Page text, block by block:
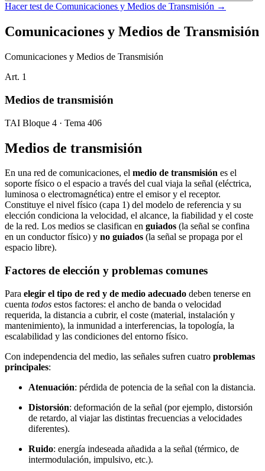
Hacer test de Comunicaciones y Medios de Transmisión →
Comunicaciones y Medios de Transmisión
Comunicaciones y Medios de Transmisión
Art. 1
Medios de transmisión
TAI Bloque 4 · Tema 406
Medios de transmisión
En una red de comunicaciones, el medio de transmisión es el
soporte físico o el espacio a través del cual viaja la señal (eléctrica,
luminosa o electromagnética) entre el emisor y el receptor.
Constituye el nivel físico (capa 1) del modelo de referencia y su
elección condiciona la velocidad, el alcance, la fiabilidad y el coste
de la red. Los medios se clasifican en guiados (la señal se confina
en un conductor físico) y no guiados (la señal se propaga por el
espacio libre).
Factores de elección y problemas comunes
Para elegir el tipo de red y de medio adecuado deben tenerse en
cuenta todos estos factores: el ancho de banda o velocidad
requerida, la distancia a cubrir, el coste (material, instalación y
mantenimiento), la inmunidad a interferencias, la topología, la
escalabilidad y las condiciones del entorno físico.
Con independencia del medio, las señales sufren cuatro problemas
principales:
Atenuación: pérdida de potencia de la señal con la distancia.
Distorsión: deformación de la señal (por ejemplo, distorsión
de retardo, al viajar las distintas frecuencias a velocidades
diferentes).
Ruido: energía indeseada añadida a la señal (térmico, de
intermodulación, impulsivo, etc.).